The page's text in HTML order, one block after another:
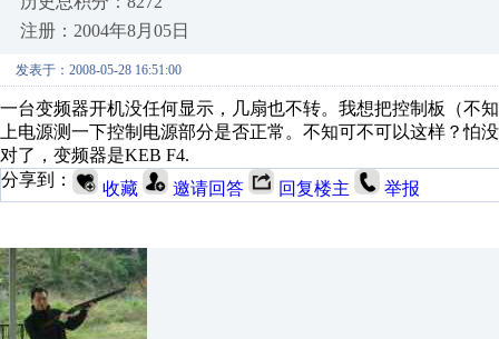
注册：2004年8月05日
发表于：2008-05-28 16:51:00
一台变频器开机没任何显示，几扇也不转。我想把控制板（不
上电源测一下控制电源部分是否正常。不知可不可以这样？怕
对了，变频器是KEB F4.
分享到：
收藏 邀请回答 回复楼主 举报